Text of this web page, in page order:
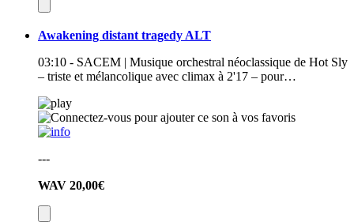
Awakening distant tragedy ALT
03:10 - SACEM | Musique orchestral néoclassique de Hot Sly
– triste et mélancolique avec climax à 2'17 – pour…
---
WAV 20,00€